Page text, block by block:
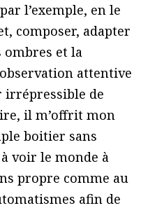
l’exemple, en le
composer, adapter
ombres et la
attentive
de
il m’offrit mon
boitier sans
voir le monde à
propre comme au
afin de